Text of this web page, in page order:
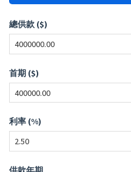
總供款 ($)
首期 ($)
利率 (%)